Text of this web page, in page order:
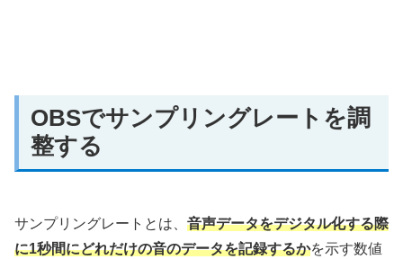
OBSでサンプリングレートを調
整する
サンプリングレートとは、 音声データをデジタル化する際
に1秒間にどれだけの音のデータを記録するかを示す数値